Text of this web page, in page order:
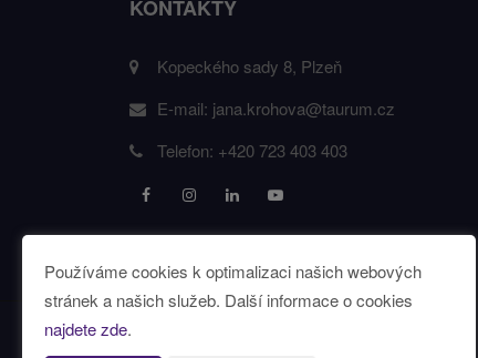
KONTAKTY
Kopeckého sady 8, Plzeň
E-mail: jana.krohova@taurum.cz
Telefon: +420 723 403 403
Používáme cookies k optimalizaci našich webových
stránek a našich služeb. Další informace o cookies
najdete zde.